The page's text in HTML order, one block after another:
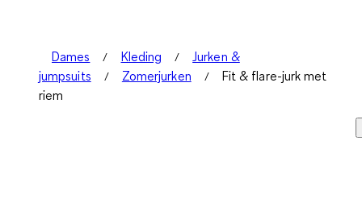
Dames Kleding
Jurken &
jumpsuits
Zomerjurken
Fit & flare-jurk met
riem